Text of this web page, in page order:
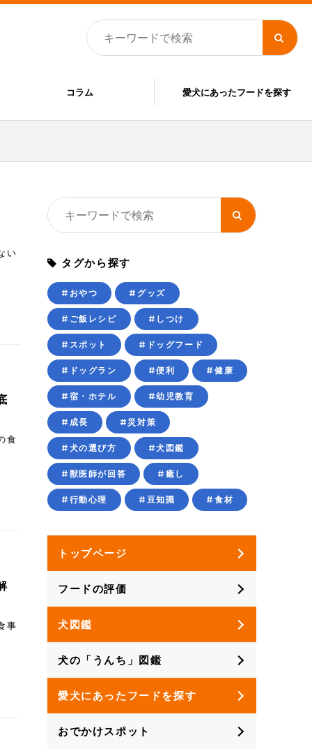
コラム 愛犬にあったフードを探す
い
食
事
タグから探す
#おやつ #グッズ
#ご飯レシピ #しつけ
#スポット #ドッグフード
#ドッグラン #便利 #健康
#宿・ホテル #幼児教育
#成長 #災対策
#犬の選び方 #犬図鑑
#獣医師が回答 #癒し
#行動心理 #豆知識 #食材
トップページ
フードの評価
犬図鑑
犬の「うんち」図鑑
愛犬にあったフードを探す
おでかけスポット